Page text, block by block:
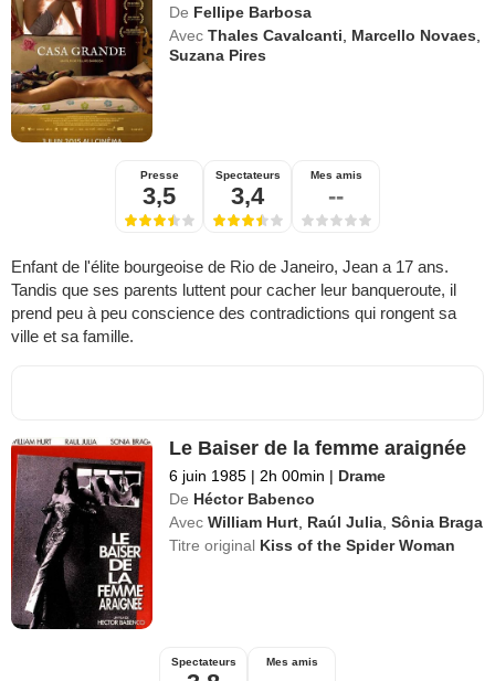
De Fellipe Barbosa
Avec Thales Cavalcanti, Marcello Novaes,
Suzana Pires
Presse
3,5
Spectateurs
3,4
Mes amis
--
Enfant de l'élite bourgeoise de Rio de Janeiro, Jean a 17 ans.
Tandis que ses parents luttent pour cacher leur banqueroute, il
prend peu à peu conscience des contradictions qui rongent sa
ville et sa famille.
Le Baiser de la femme araignée
6 juin 1985 | 2h 00min | Drame
De Héctor Babenco
Avec William Hurt, Raúl Julia,Sônia Braga
Titre original Kiss of the Spider Woman
Spectateurs Mes amis